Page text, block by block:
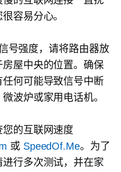
容易分心。
号强度，请将路由器放
屋中央的位置。确保
何可能导致信号中断
波炉或家用电话机。
的互联网速度
或 SpeedOf.Me。为了
行多次测试，并在家